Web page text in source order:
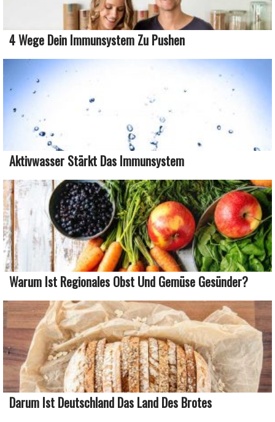
4 Wege Dein Immunsystem Zu Pushen
Aktivwasser Stärkt Das Immunsystem
Warum Ist Regionales Obst Und Gemüse Gesünder?
Darum Ist Deutschland Das Land Des Brotes